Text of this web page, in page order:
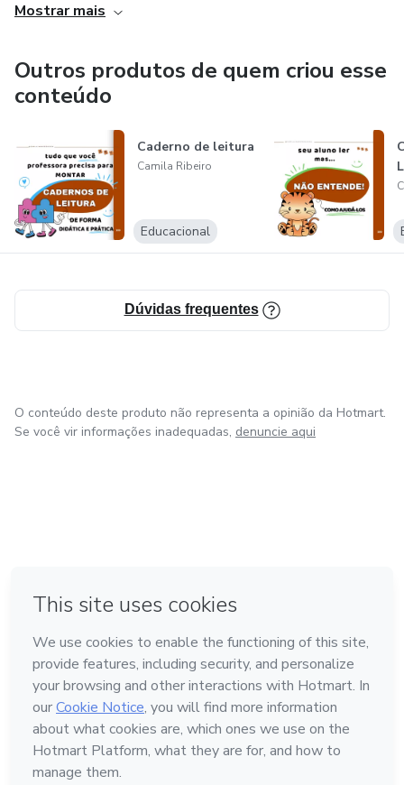
Mostrar mais
Outros produtos de quem criou esse
conteúdo
Caderno de leitura
Camila Ribeiro
Educacional
Dúvidas frequentes
O conteúdo deste produto não representa a opinião da Hotmart.
Se você vir informações inadequadas, denuncie aqui
Feito com ❤ em Bogotá
Conheça a Hotmart
Idioma
Português